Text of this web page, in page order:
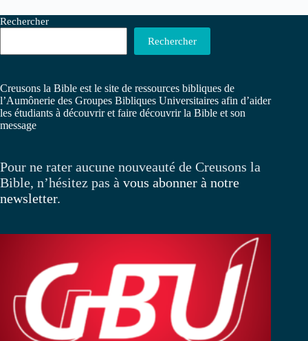
Rechercher
Rechercher
Creusons la Bible est le site de ressources bibliques de
l’Aumônerie des Groupes Bibliques Universitaires afin d’aider
les étudiants à découvrir et faire découvrir la Bible et son
message
Pour ne rater aucune nouveauté de Creusons la
Bible, n’hésitez pas à vous abonner à notre
newsletter.